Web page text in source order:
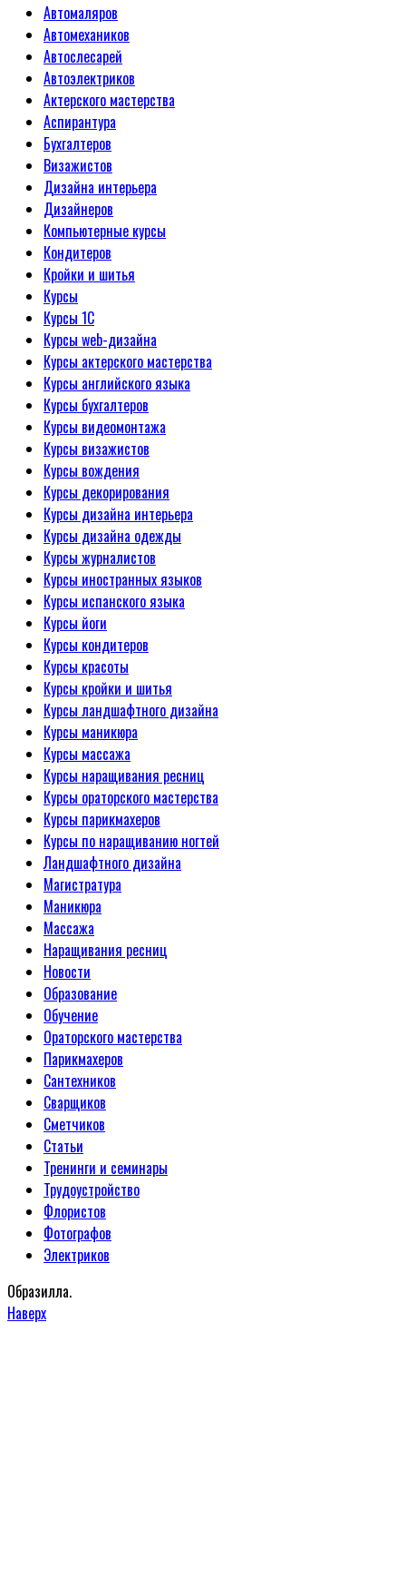
Автомаляров
Автомехаников
Автослесарей
Автоэлектриков
Актерского мастерства
Аспирантура
Бухгалтеров
Визажистов
Дизайна интерьера
Дизайнеров
Компьютерные курсы
Кондитеров
Кройки и шитья
Курсы
Курсы 1С
Курсы web-дизайна
Курсы актерского мастерства
Курсы английского языка
Курсы бухгалтеров
Курсы видеомонтажа
Курсы визажистов
Курсы вождения
Курсы декорирования
Курсы дизайна интерьера
Курсы дизайна одежды
Курсы журналистов
Курсы иностранных языков
Курсы испанского языка
Курсы йоги
Курсы кондитеров
Курсы красоты
Курсы кройки и шитья
Курсы ландшафтного дизайна
Курсы маникюра
Курсы массажа
Курсы наращивания ресниц
Курсы ораторского мастерства
Курсы парикмахеров
Курсы по наращиванию ногтей
Ландшафтного дизайна
Магистратура
Маникюра
Массажа
Наращивания ресниц
Новости
Образование
Обучение
Ораторского мастерства
Парикмахеров
Сантехников
Сварщиков
Сметчиков
Статьи
Тренинги и семинары
Трудоустройство
Флористов
Фотографов
Электриков
Образилла.
Наверх